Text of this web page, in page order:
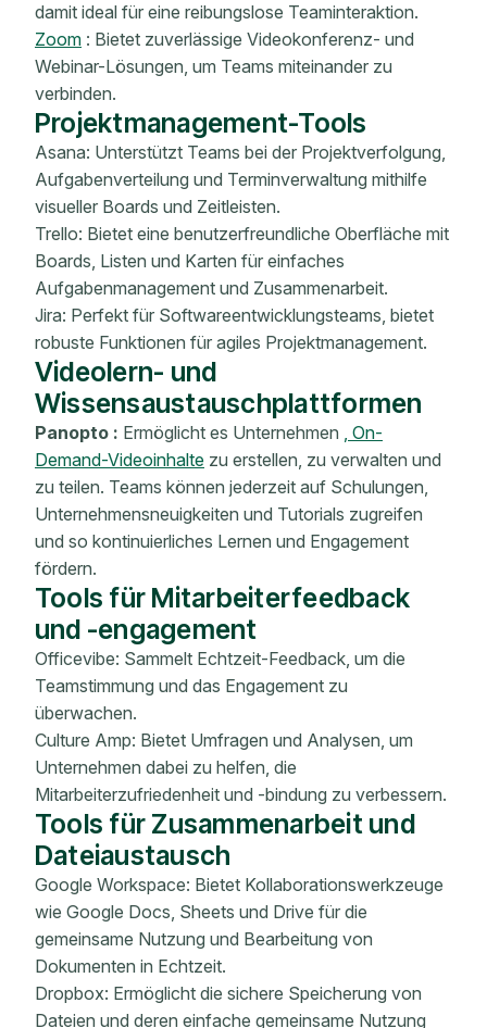
damit ideal für eine reibungslose Teaminteraktion.
Zoom : Bietet zuverlässige Videokonferenz- und
Webinar-Lösungen, um Teams miteinander zu
verbinden.
Projektmanagement-Tools
Asana: Unterstützt Teams bei der Projektverfolgung,
Aufgabenverteilung und Terminverwaltung mithilfe
visueller Boards und Zeitleisten.
Trello: Bietet eine benutzerfreundliche Oberfläche mit
Boards, Listen und Karten für einfaches
Aufgabenmanagement und Zusammenarbeit.
Jira: Perfekt für Softwareentwicklungsteams, bietet
robuste Funktionen für agiles Projektmanagement.
Videolern- und
Wissensaustauschplattformen
Panopto : Ermöglicht es Unternehmen , On-
Demand-Videoinhalte zu erstellen, zu verwalten und
zu teilen. Teams können jederzeit auf Schulungen,
Unternehmensneuigkeiten und Tutorials zugreifen
und so kontinuierliches Lernen und Engagement
fördern.
Tools für Mitarbeiterfeedback
und -engagement
Officevibe: Sammelt Echtzeit-Feedback, um die
Teamstimmung und das Engagement zu
überwachen.
Culture Amp: Bietet Umfragen und Analysen, um
Unternehmen dabei zu helfen, die
Mitarbeiterzufriedenheit und -bindung zu verbessern.
Tools für Zusammenarbeit und
Dateiaustausch
Google Workspace: Bietet Kollaborationswerkzeuge
wie Google Docs, Sheets und Drive für die
gemeinsame Nutzung und Bearbeitung von
Dokumenten in Echtzeit.
Dropbox: Ermöglicht die sichere Speicherung von
Dateien und deren einfache gemeinsame Nutzung